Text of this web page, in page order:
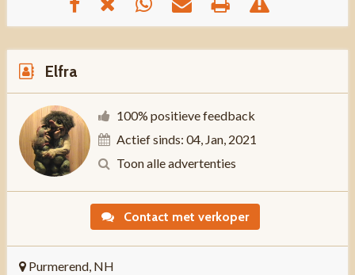
Elfra
100% positieve feedback
Actief sinds: 04, Jan, 2021
Toon alle advertenties
Contact met verkoper
Purmerend, NH